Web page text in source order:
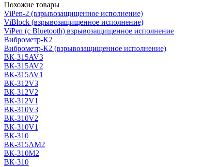
Похожие товары
ViPen-2 (взрывозащищенное исполнение)
ViBlock (взрывозащищенное исполнение)
ViPen (с Bluetooth) взрывозащищенное исполнение
Виброметр-К2
Виброметр-К2 (взрывозащищенное исполнение)
ВК-315AV3
ВК-315AV2
ВК-315AV1
ВК-312V3
ВК-312V2
ВК-312V1
ВК-310V3
ВК-310V2
ВК-310V1
ВК-310
ВК-315AМ2
ВК-310М2
ВК-310